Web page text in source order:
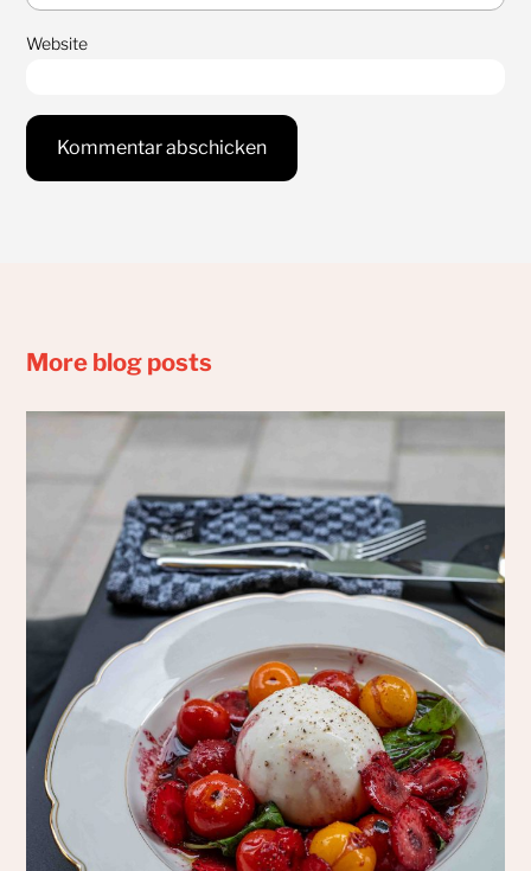
Website
More blog posts